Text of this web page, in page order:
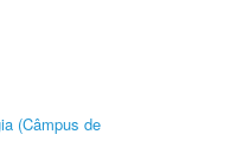
(Câmpus de